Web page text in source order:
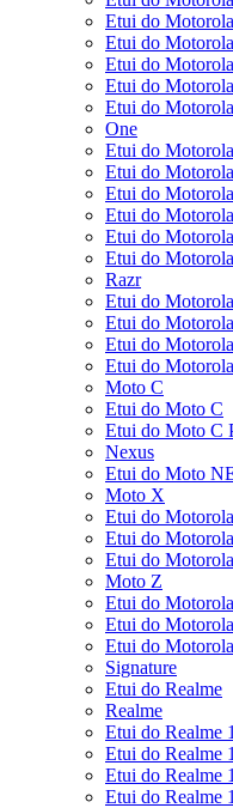
Etui do
Etui do
Etui do
Etui do
Etui do
One
Etui do
Etui do
Etui do
Etui do
Etui do
Etui do
Razr
Etui do
Etui do
Etui do
Etui do
Moto C
Etui do Moto C
Etui do Moto C
Nexus
Etui do Moto
Moto X
Etui do
Etui do
Etui do
Moto Z
Etui do
Etui do
Etui do
Signature
Etui do Realme
Realme
Etui do Realme
Etui do Realme
Etui do Realme
Etui do Realme